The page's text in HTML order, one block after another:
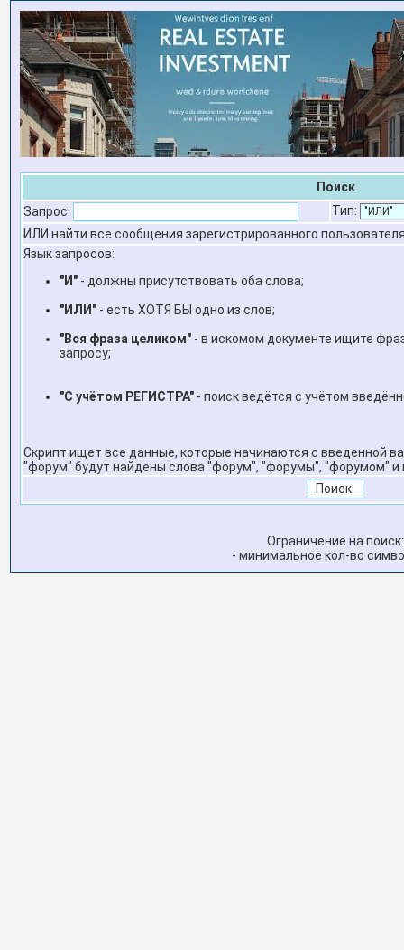
Поиск
Запрос:
Тип:
ИЛИ найти все сообщения зарегистрированного
Язык запросов:
"И" - должны присутствовать оба слова;
"ИЛИ" - есть ХОТЯ БЫ одно из слов;
"Вся фраза целиком" - в искомом документе ищите
запросу;
"С учётом РЕГИСТРА" - поиск ведётся с учётом
Скрипт ищет все данные, которые начинаются с введенной
"форум" будут найдены слова "форум", "форумы", "форумом" и
Ограничение на поиск:
- минимальное кол-во